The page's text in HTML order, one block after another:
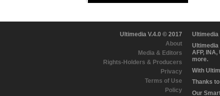
Ultimedia V.4.0 © 2017
About
Media & Editors
Rights-Holders & Producers
Privacy
Terms of Use
Policy
Ultimedia
Ultimedia
AFP,
more.
With
Thanks
Our